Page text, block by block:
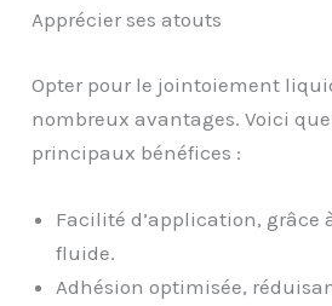
Apprécier ses atouts
Opter pour le jointoiement
nombreux avantages. Voici
principaux bénéfices :
Facilité d’application, grâce
fluide.
Adhésion optimisée,